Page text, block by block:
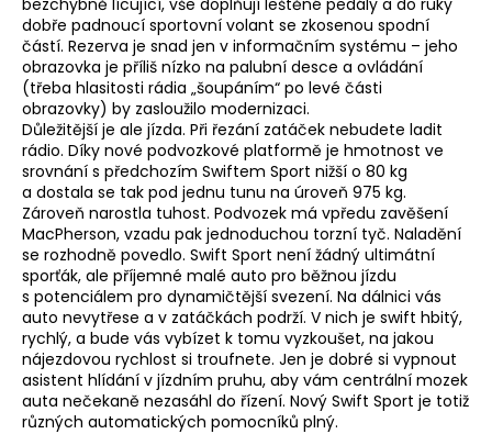
dobře padnoucí sportovní volant se zkosenou spodní
částí. Rezerva je snad jen v informačním systému – jeho
obrazovka je příliš nízko na palubní desce a ovládání
(třeba hlasitosti rádia „šoupáním“ po levé části
obrazovky) by zasloužilo modernizaci.
Důležitější je ale jízda. Při řezání zatáček nebudete ladit
rádio. Díky nové podvozkové platformě je hmotnost ve
srovnání s předchozím Swiftem Sport nižší o 80 kg
a dostala se tak pod jednu tunu na úroveň 975 kg.
Zároveň narostla tuhost. Podvozek má vpředu zavěšení
MacPherson, vzadu pak jednoduchou torzní tyč. Naladění
se rozhodně povedlo. Swift Sport není žádný ultimátní
sporťák, ale příjemné malé auto pro běžnou jízdu
s potenciálem pro dynamičtější svezení. Na dálnici vás
auto nevytřese a v zatáčkách podrží. V nich je swift hbitý,
rychlý, a bude vás vybízet k tomu vyzkoušet, na jakou
nájezdovou rychlost si troufnete. Jen je dobré si vypnout
asistent hlídání v jízdním pruhu, aby vám centrální mozek
auta nečekaně nezasáhl do řízení. Nový Swift Sport je totiž
různých automatických pomocníků plný.